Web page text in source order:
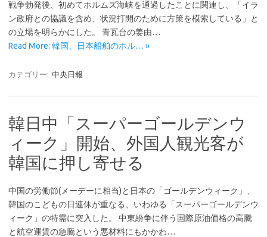
戦争勃発後、初めてホルムズ海峡を通過したことに関連し、「イラ
ン政府との協議を含め、状況打開のために方策を模索している」と
の立場を明らかにした。 青瓦台の姜由…
Read More: 韓国、日本船舶のホル… »
カテゴリー: 中央日報
韓日中「スーパーゴールデンウ
ィーク」開始、外国人観光客が
韓国に押し寄せる
中国の労働節(メーデーに相当)と日本の「ゴールデンウィーク」、
韓国のこどもの日連休が重なる、いわゆる「スーパーゴールデンウ
ィーク」の特需に突入した。 中東紛争に伴う国際原油価格の高騰
と航空運賃の急騰という悪材料にもかかわ…